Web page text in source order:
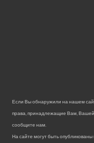
Если Вы обнаружили на нашем
права, принадлежащие Вам, Вашей
сообщите нам.
На сайте могут быть